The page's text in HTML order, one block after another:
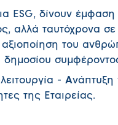
ESG, δίνουν έμφαση
αλλά ταυτόχρονα σε
αξιοποίηση του
δημοσίου
- Ανάπτυξη
της Εταιρείας.